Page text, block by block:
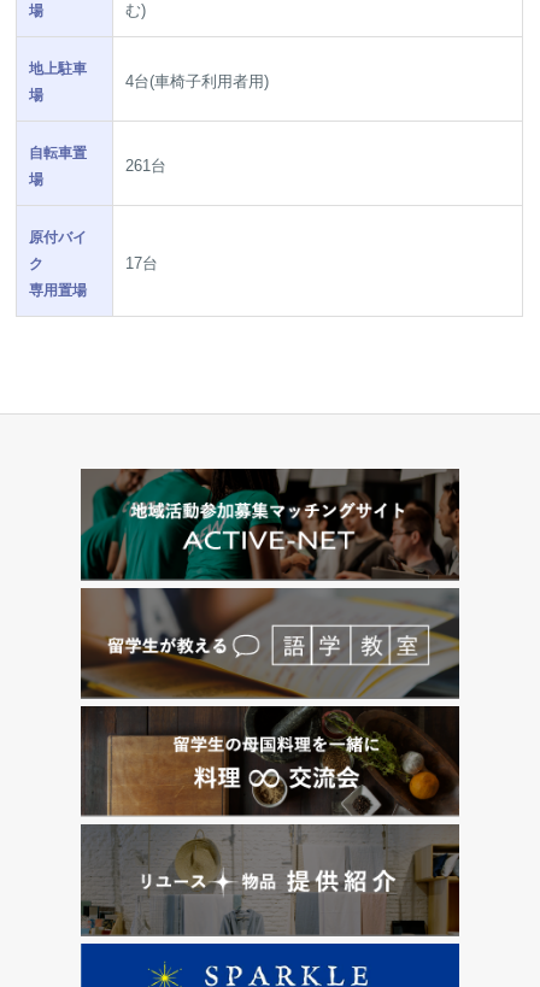
場
む)
地上駐車
場
4台(車椅子利用者用)
自転車置
場
261台
原付バイ
ク
専用置場
17台